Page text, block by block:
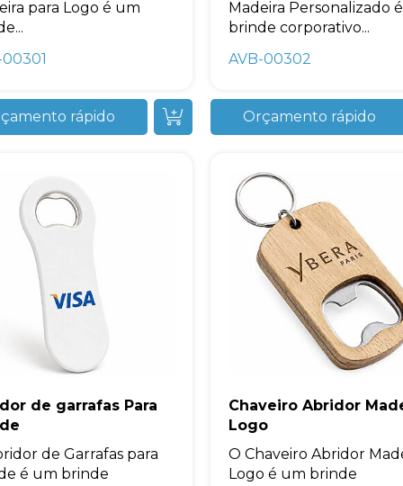
para Logo é um
rápido
Madeira Personalizado
brinde corporativo...
AVB-00302
Orçamento rápido
de garrafas Para
de Garrafas para
é um brinde
Chaveiro Abridor
Logo
O Chaveiro Abridor
Logo é um brinde